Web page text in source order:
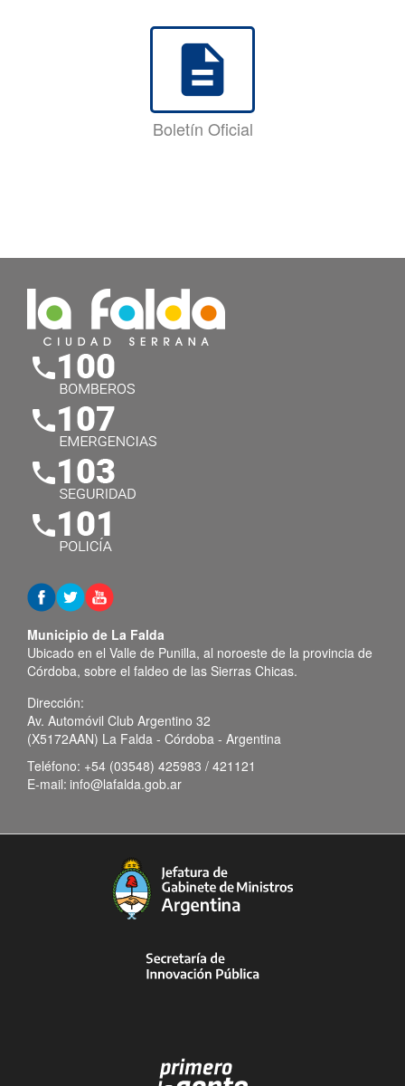
description
Boletín Oficial
Municipio de La Falda
Ubicado en el Valle de Punilla, al noroeste de la provincia de
Córdoba, sobre el faldeo de las Sierras Chicas.
Dirección:
Av. Automóvil Club Argentino 32
(X5172AAN) La Falda - Córdoba - Argentina
Teléfono: +54 (03548) 425983 / 421121
E-mail: info@lafalda.gob.ar